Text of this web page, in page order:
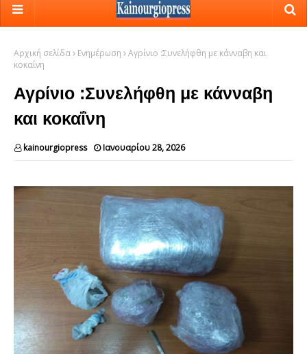
Αρχική σελίδα Ενημέρωση
Αγρίνιο :Συνελήφθη με κάνναβη και
κοκαΐνη
Αγρίνιο :Συνελήφθη με κάνναβη
και κοκαΐνη
kainourgiopress Ιανουαρίου 28, 2026